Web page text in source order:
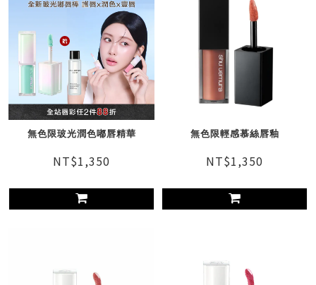
無色限玻光潤色嘟唇精華
NT$1,350
無色限輕感慕絲唇釉
NT$1,350